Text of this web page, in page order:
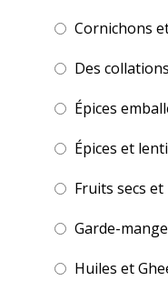
Cornichons
Des collations
Épices
Épices et
Fruits secs
Garde-
Huiles et